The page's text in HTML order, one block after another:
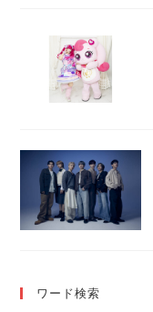
ワード検索